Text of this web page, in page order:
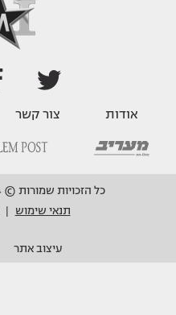
אודות צור קשר
כל הזכויות שמורות © 2014 מעריב און ליין בע"מ.
תנאי שימוש
עיצוב אתר